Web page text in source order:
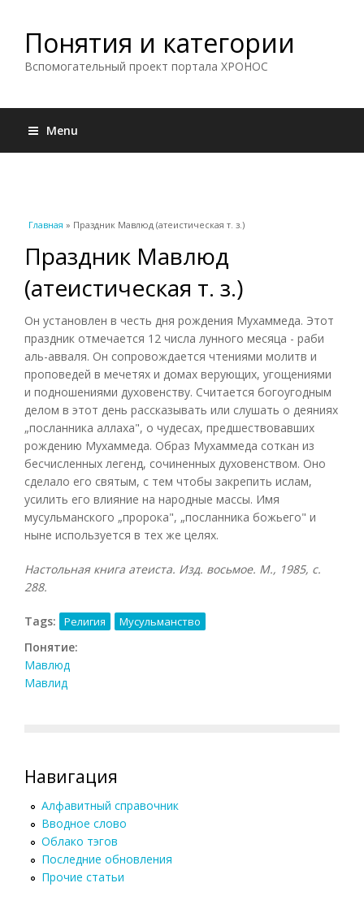
Понятия и категории
Вспомогательный проект портала ХРОНОС
Menu
Вы здесь
Главная » Праздник Мавлюд (атеистическая т. з.)
Праздник Мавлюд
(атеистическая т. з.)
Он установлен в честь дня рождения Мухаммеда. Этот
праздник отмечается 12 числа лунного месяца - раби
аль-авваля. Он сопровождается чтениями молитв и
проповедей в мечетях и домах верующих, угощениями
и подношениями духовенству. Считается богоугодным
делом в этот день рассказывать или слушать о деяниях
„посланника аллаха", о чудесах, предшествовавших
рождению Мухаммеда. Образ Мухаммеда соткан из
бесчисленных легенд, сочиненных духовенством. Оно
сделало его святым, с тем чтобы закрепить ислам,
усилить его влияние на народные массы. Имя
мусульманского „пророка", „посланника божьего" и
ныне используется в тех же целях.
Настольная книга атеиста. Изд. восьмое. М., 1985, с.
288.
Tags: Религия Мусульманство
Понятие:
Мавлюд
Мавлид
Навигация
Алфавитный справочник
Вводное слово
Облако тэгов
Последние обновления
Прочие статьи